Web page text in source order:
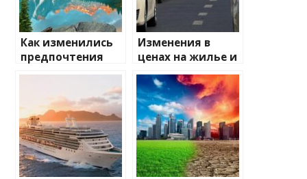
Как изменились
предпочтения
туристов
Изменения в
ценах на жилье и
транспорт: что
ожидать